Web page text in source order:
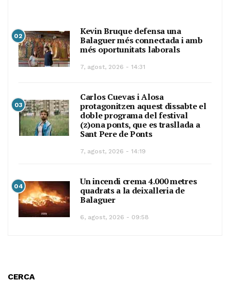
02
Kevin Bruque defensa una
Balaguer més connectada i amb
més oportunitats laborals
7, agost, 2026 - 14:31
03
Carlos Cuevas i Alosa
protagonitzen aquest dissabte el
doble programa del festival
(z)ona ponts, que es trasllada a
Sant Pere de Ponts
7, agost, 2026 - 14:19
04
Un incendi crema 4.000 metres
quadrats a la deixalleria de
Balaguer
6, agost, 2026 - 09:58
CERCA